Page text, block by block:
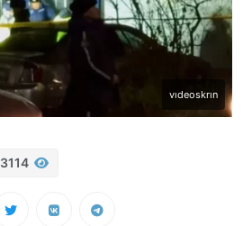
vıdeoskrın
3114